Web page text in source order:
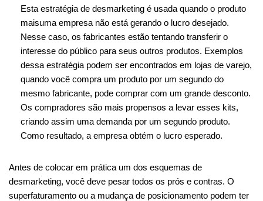
Esta estratégia de desmarketing é usada quando o produto
maisuma empresa não está gerando o lucro desejado.
Nesse caso, os fabricantes estão tentando transferir o
interesse do público para seus outros produtos. Exemplos
dessa estratégia podem ser encontrados em lojas de varejo,
quando você compra um produto por um segundo do
mesmo fabricante, pode comprar com um grande desconto.
Os compradores são mais propensos a levar esses kits,
criando assim uma demanda por um segundo produto.
Como resultado, a empresa obtém o lucro esperado.
Antes de colocar em prática um dos esquemas de
desmarketing, você deve pesar todos os prós e contras. O
superfaturamento ou a mudança de posicionamento podem ter